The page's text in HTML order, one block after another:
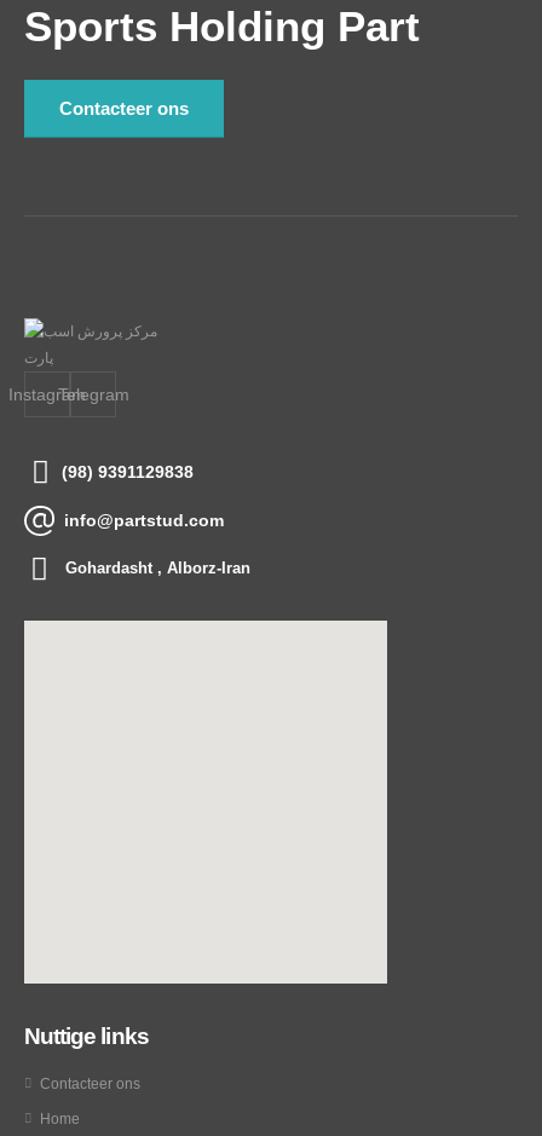
Sports Holding Part
Contacteer ons
InstagramTelegram
(98) 9391129838
info@partstud.com
Gohardasht , Alborz-Iran
Nuttige links
Contacteer ons
Home